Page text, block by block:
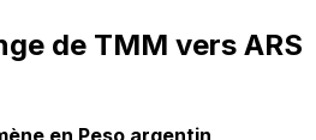
de TMM vers ARS
en Peso argentin